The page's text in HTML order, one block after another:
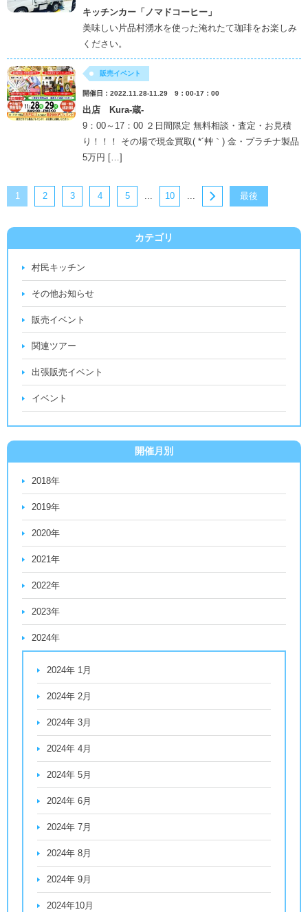
キッチンカー「ノマドコーヒー」
美味しい片品村湧水を使った淹れたて珈琲をお楽しみ
ください。
販売イベント
開催日：2022.11.28-11.29 9：00-17：00
出店 Kura-蔵-
9：00～17：00 ２日間限定 無料相談・査定・お見積
り！！！ その場で現金買取( *´艸｀) 金・プラチナ製品
5万円 […]
1 2 3 4 5 ... 10
...
最後
カテゴリ
村民キッチン
その他お知らせ
販売イベント
関連ツアー
出張販売イベント
イベント
開催月別
2018年
2019年
2020年
2021年
2022年
2023年
2024年
2024年 1月
2024年 2月
2024年 3月
2024年 4月
2024年 5月
2024年 6月
2024年 7月
2024年 8月
2024年 9月
2024年10月